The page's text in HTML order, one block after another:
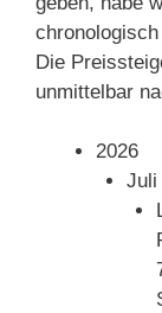
Die
unmittelbar
2026
Juli